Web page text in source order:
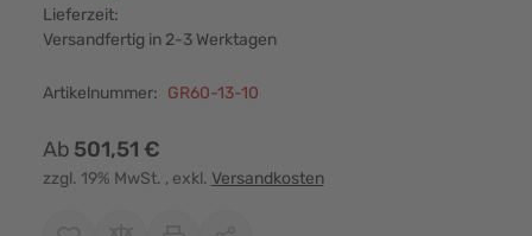
Lieferzeit:
Versandfertig in 2-3 Werktagen
Artikelnummer: GR60-13-10
Ab 501,51 €
zzgl. 19% MwSt. , exkl. Versandkosten